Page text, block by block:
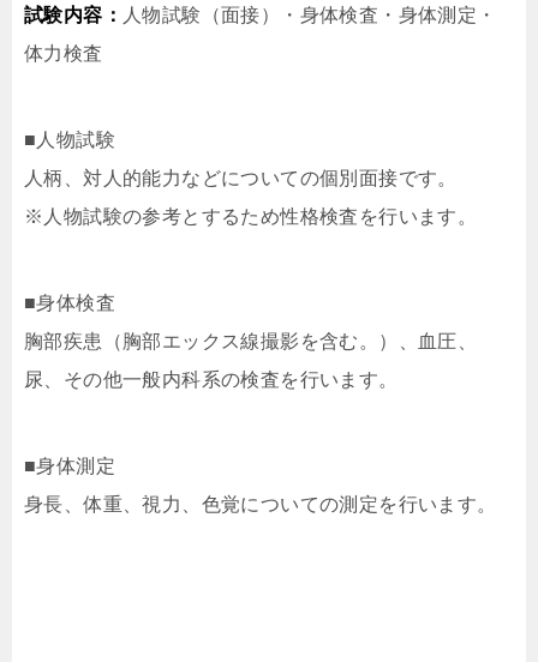
試験内容： 人物試験（面接）・身体検査・身体測定・
体力検査
■人物試験
人柄、対人的能力などについての個別面接です。
※人物試験の参考とするため性格検査を行います。
■身体検査
胸部疾患（胸部エックス線撮影を含む。）、血圧、
尿、その他一般内科系の検査を行います。
■身体測定
身長、体重、視力、色覚についての測定を行います。